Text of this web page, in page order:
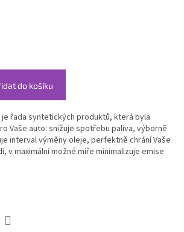
do košíku
je řada syntetických produktů, která byla
Vaše auto: snižuje spotřebu paliva, výborně
interval výměny oleje, perfektně chrání Vaše
v maximální možné míře minimalizuje emise